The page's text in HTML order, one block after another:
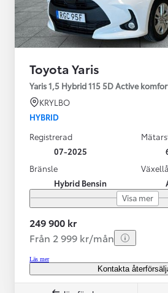
Toyota Yaris
Yaris 1,5 Hybrid 115 5D Active
KRYLBO
HYBRID
Registrerad
07-2025
Bränsle
Hybrid Bensin
Visa mer
249 900 kr
Från 2 999 kr/mån
Läs mer
Kontakta